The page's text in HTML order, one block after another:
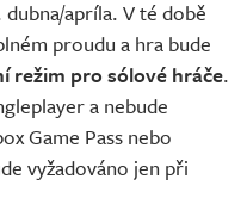
dubna/apríla. V té době
proudu a hra bude
režim pro sólové hráče.
a nebude
Game Pass nebo
vyžadováno jen při